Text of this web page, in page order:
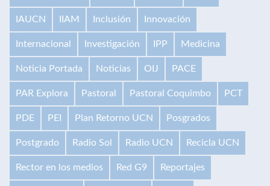
IAUCN IIAM Inclusión Innovación
Internacional Investigación IPP Medicina
Noticia Portada Noticias OIJ PACE
PAR Explora Pastoral Pastoral Coquimbo PCT
PDE PEI Plan Retorno UCN Posgrados
Postgrado Radio Sol Radio UCN Recicla UCN
Rector en los medios Red G9 Reportajes